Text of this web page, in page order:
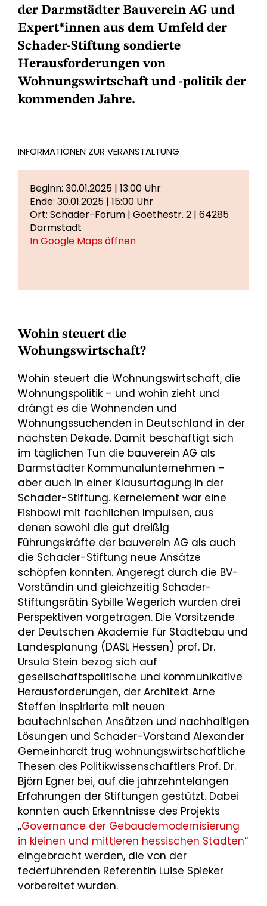
der Darmstädter Bauverein AG und
Expert*innen aus dem Umfeld der
Schader-Stiftung sondierte
Herausforderungen von
Wohnungswirtschaft und -politik der
kommenden Jahre.
INFORMATIONEN ZUR VERANSTALTUNG
Beginn: 30.01.2025 | 13:00 Uhr
Ende: 30.01.2025 | 15:00 Uhr
Ort: Schader-Forum | Goethestr. 2 | 64285
Darmstadt
In Google Maps öffnen
Wohin steuert die
Wohungswirtschaft?
Wohin steuert die Wohnungswirtschaft, die
Wohnungspolitik – und wohin zieht und
drängt es die Wohnenden und
Wohnungssuchenden in Deutschland in der
nächsten Dekade. Damit beschäftigt sich
im täglichen Tun die bauverein AG als
Darmstädter Kommunalunternehmen –
aber auch in einer Klausurtagung in der
Schader-Stiftung. Kernelement war eine
Fishbowl mit fachlichen Impulsen, aus
denen sowohl die gut dreißig
Führungskräfte der bauverein AG als auch
die Schader-Stiftung neue Ansätze
schöpfen konnten. Angeregt durch die BV-
Vorständin und gleichzeitig Schader-
Stiftungsrätin Sybille Wegerich wurden drei
Perspektiven vorgetragen. Die Vorsitzende
der Deutschen Akademie für Städtebau und
Landesplanung (DASL Hessen) prof. Dr.
Ursula Stein bezog sich auf
gesellschaftspolitische und kommunikative
Herausforderungen, der Architekt Arne
Steffen inspirierte mit neuen
bautechnischen Ansätzen und nachhaltigen
Lösungen und Schader-Vorstand Alexander
Gemeinhardt trug wohnungswirtschaftliche
Thesen des Politikwissenschaftlers Prof. Dr.
Björn Egner bei, auf die jahrzehntelangen
Erfahrungen der Stiftungen gestützt. Dabei
konnten auch Erkenntnisse des Projekts
„Governance der Gebäudemodernisierung
in kleinen und mittleren hessischen Städten“
eingebracht werden, die von der
federführenden Referentin Luise Spieker
vorbereitet wurden.